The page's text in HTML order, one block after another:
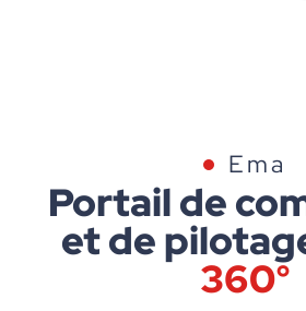
Ema
Portail de
et de
360°